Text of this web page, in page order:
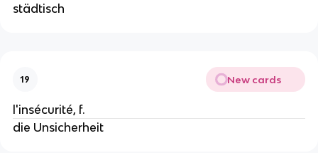
städtisch
19 New cards
l'insécurité, f.
die Unsicherheit